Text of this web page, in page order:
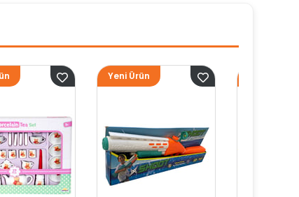
Yeni Ürün Yeni Ürün